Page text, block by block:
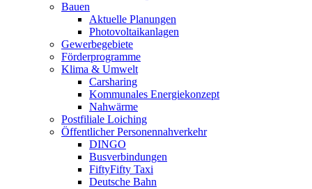
Bauen
Aktuelle Planungen
Photovoltaikanlagen
Gewerbegebiete
Förderprogramme
Klima & Umwelt
Carsharing
Kommunales Energiekonzept
Nahwärme
Postfiliale Loiching
Öffentlicher Personennahverkehr
DINGO
Busverbindungen
FiftyFifty Taxi
Deutsche Bahn